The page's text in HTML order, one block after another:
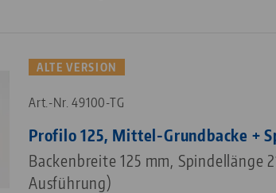
ALTE VERSION
Art.-Nr. 49100-TG
Profilo 125, Mittel-Grundbacke +
Backenbreite 125 mm, Spindellänge
Ausführung)